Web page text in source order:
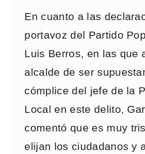
En cuanto a las
portavoz del Partido
Luis Berros, en las que
alcalde de ser
cómplice del jefe de la
Local en este delito,
comentó que es muy
elijan los ciudadanos y